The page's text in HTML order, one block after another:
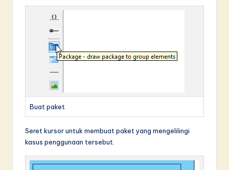
Buat paket
Seret kursor untuk membuat paket yang mengelilingi
kasus penggunaan tersebut.